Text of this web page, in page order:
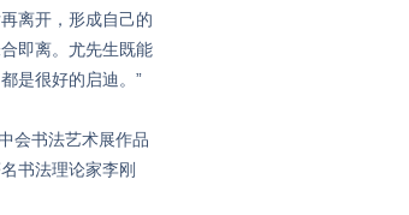
离开，形成自己的
即离。尤先生既能
是很好的启迪。”
会书法艺术展作品
书法理论家李刚